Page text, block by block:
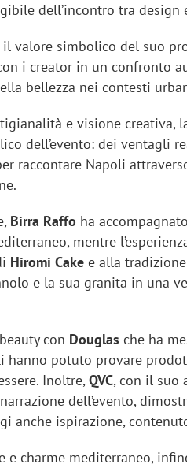
dell’incontro tra design
valore simbolico del suo
i creator in un confronto
bellezza nei contesti
e visione creativa,
dell’evento: dei ventagli
raccontare Napoli
Birra Raffo ha
mentre
Hiromi Cake e alla
e la sua granita in una
con Douglas che ha
hanno potuto provare
Inoltre,QVC, con il suo
dell’evento,
anche ispirazione,
e charme mediterraneo,